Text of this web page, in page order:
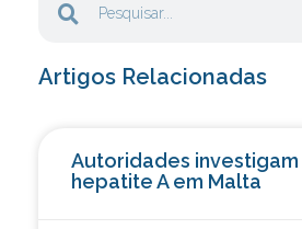
Artigos Relacionadas
Autoridades
hepatite A em Malta